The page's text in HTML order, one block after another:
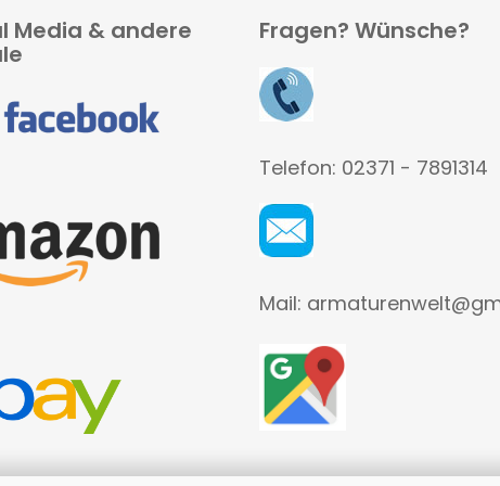
Media & andere Fragen? Wünsche?
Telefon: 02371 - 7891314
Mail: